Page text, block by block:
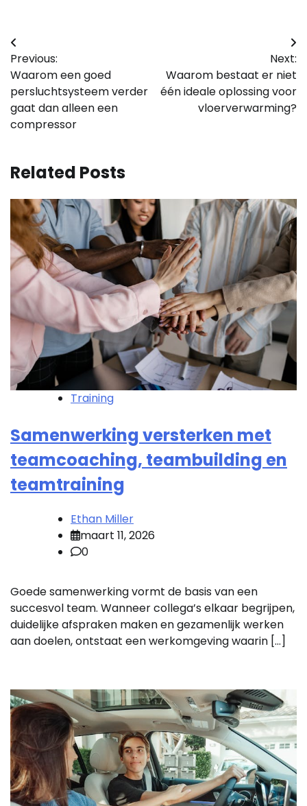
Bericht
navigatie
Previous:
Waarom een goed
persluchtsysteem verder
gaat dan alleen een
compressor
Next:
Waarom bestaat er niet
één ideale oplossing voor
vloerverwarming?
Related Posts
Training
Samenwerking versterken met
teamcoaching, teambuilding en
teamtraining
Ethan Miller
maart 11, 2026
0
Goede samenwerking vormt de basis van een
succesvol team. Wanneer collega’s elkaar begrijpen,
duidelijke afspraken maken en gezamenlijk werken
aan doelen, ontstaat een werkomgeving waarin […]